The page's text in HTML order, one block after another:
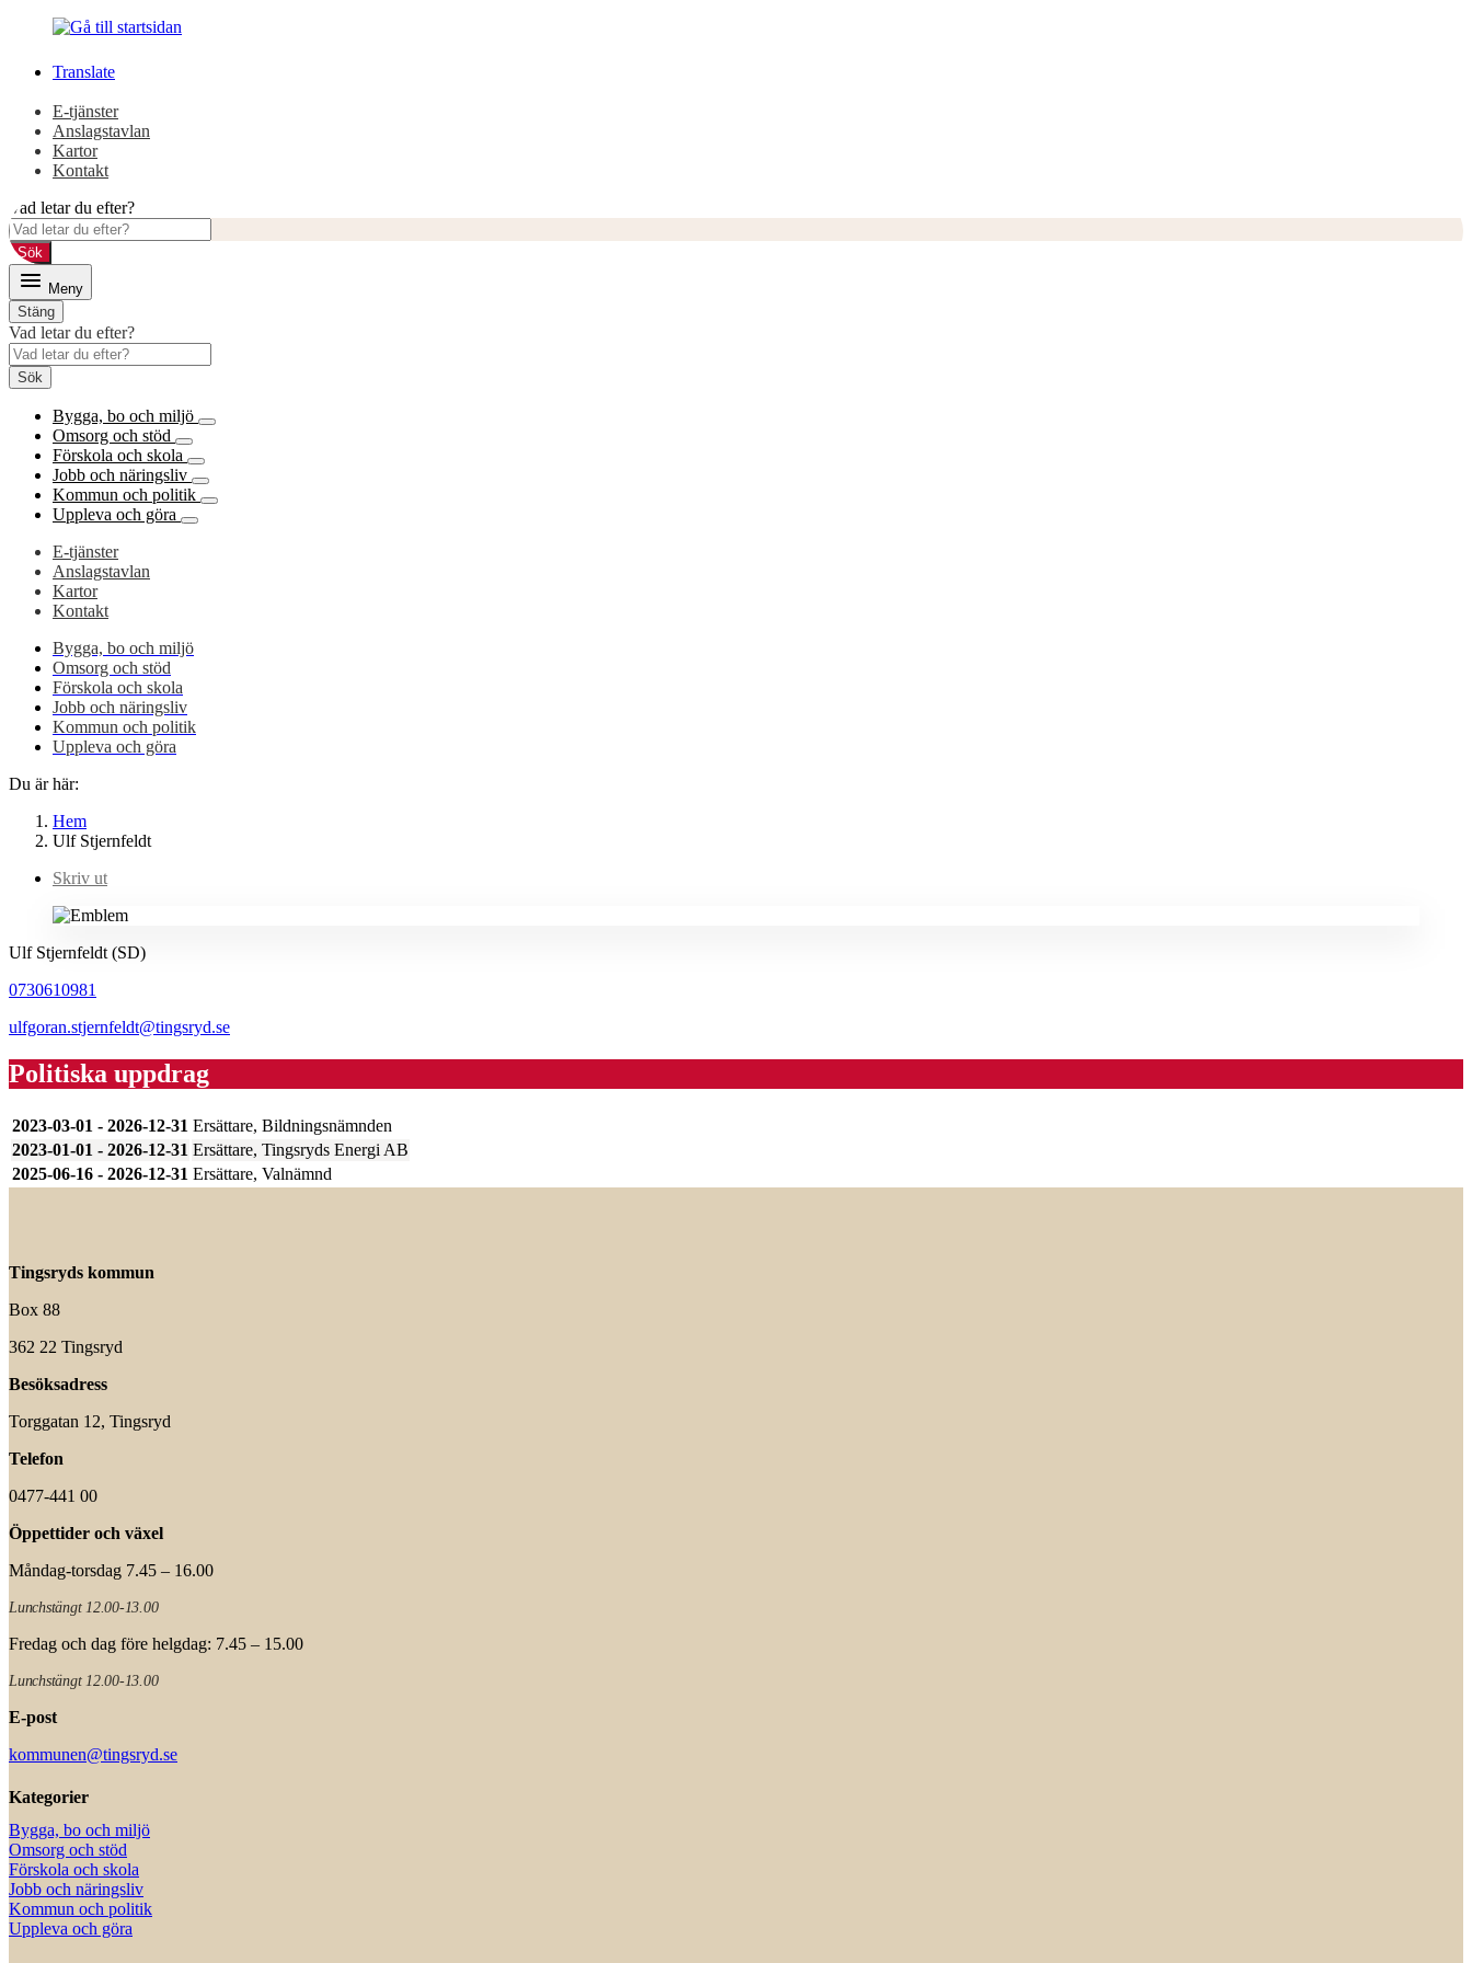
innehåll
huvudmeny
Translate
E-tjänster
Anslagstavlan
Kartor
Kontakt
Vad letar du efter?
Sök
Meny
Stäng
Vad letar du efter?
Sök
Bygga, bo och miljö
Omsorg och stöd
Förskola och skola
Jobb och näringsliv
Kommun och politik
Uppleva och göra
E-tjänster
Anslagstavlan
Kartor
Kontakt
Bygga, bo och miljö
Omsorg och stöd
Förskola och skola
Jobb och näringsliv
Kommun och politik
Uppleva och göra
Du är här:
Hem
Ulf Stjernfeldt
Skriv ut
Ulf Stjernfeldt (SD)
0730610981
ulfgoran.stjernfeldt@tingsryd.se
Politiska uppdrag
2023-03-01 - 2026-12-31 Ersättare, Bildningsnämnden
2023-01-01 - 2026-12-31 Ersättare, Tingsryds Energi AB
2025-06-16 - 2026-12-31 Ersättare, Valnämnd
Tingsryds kommun
Box 88
362 22 Tingsryd
Besöksadress
Torggatan 12, Tingsryd
Telefon
0477-441 00
Öppettider och växel
Måndag-torsdag 7.45 – 16.00
Lunchstängt 12.00-13.00
Fredag och dag före helgdag: 7.45 – 15.00
Lunchstängt 12.00-13.00
E-post
kommunen@tingsryd.se
Kategorier
Bygga, bo och miljö
Omsorg och stöd
Förskola och skola
Jobb och näringsliv
Kommun och politik
Uppleva och göra